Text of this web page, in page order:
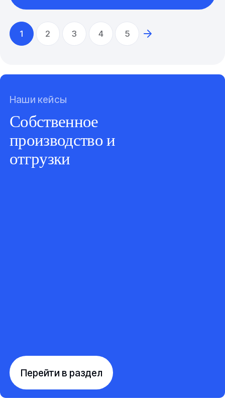
1 2 3 4 5
Наши кейсы
Собственное
производство и
отгрузки
Перейти в раздел